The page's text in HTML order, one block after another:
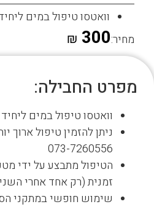
וואטסו טיפול במים ליחיד
מחיר:300
₪
מפרט החבילה:
וואטסו טיפול במים ליחיד
ניתן להזמין טיפול ארוך
073-7260556
הטיפול מתבצע על ידי
זמנית (רק אחד אחרי
שימוש חופשי במתקני